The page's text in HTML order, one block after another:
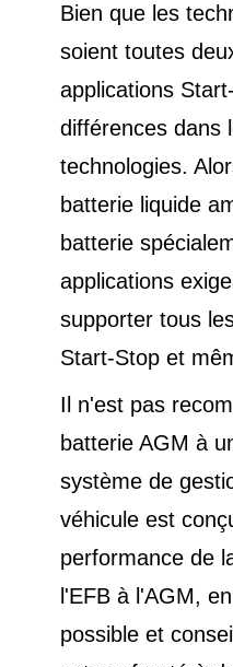
Bien que les
soient toutes
applications
différences dans
technologies.
batterie liquide
batterie
applications
supporter tous
Start-Stop et
Il n'est pas
batterie AGM à
système de
véhicule est
performance de
l'EFB à l'AGM,
possible et